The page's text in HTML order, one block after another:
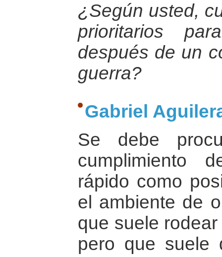
¿Según usted,
prioritarios
después de un
guerra?
Gabriel
Se debe
cumplimiento
rápido como
el ambiente de
que suele
pero que suele